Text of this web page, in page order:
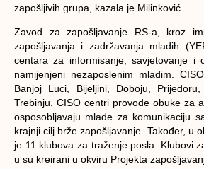
zapošljivih grupa, kazala je Milinković.
Zavod za zapošljavanje RS-a, kroz
zapošljavanja i zadržavanja mladih
centara za informisanje, savjetovanje i
namijenjeni nezaposlenim mladim.
Banjoj Luci, Bijeljini, Doboju,
Trebinju. CISO centri provode obuke za
osposobljavaju mlade za komunikaciju
krajnji cilj brže zapošljavanje. Također, u
je 11 klubova za traženje posla. Klubovi
u su kreirani u okviru Projekta